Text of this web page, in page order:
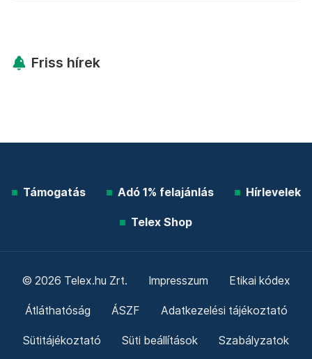
Friss hírek
Támogatás Adó 1% felajánlás Hírlevelek
Telex Shop
© 2026 Telex.hu Zrt. Impresszum Etikai kódex
Átláthatóság ÁSZF Adatkezelési tájékoztató
Sütitájékoztató Süti beállítások Szabályzatok